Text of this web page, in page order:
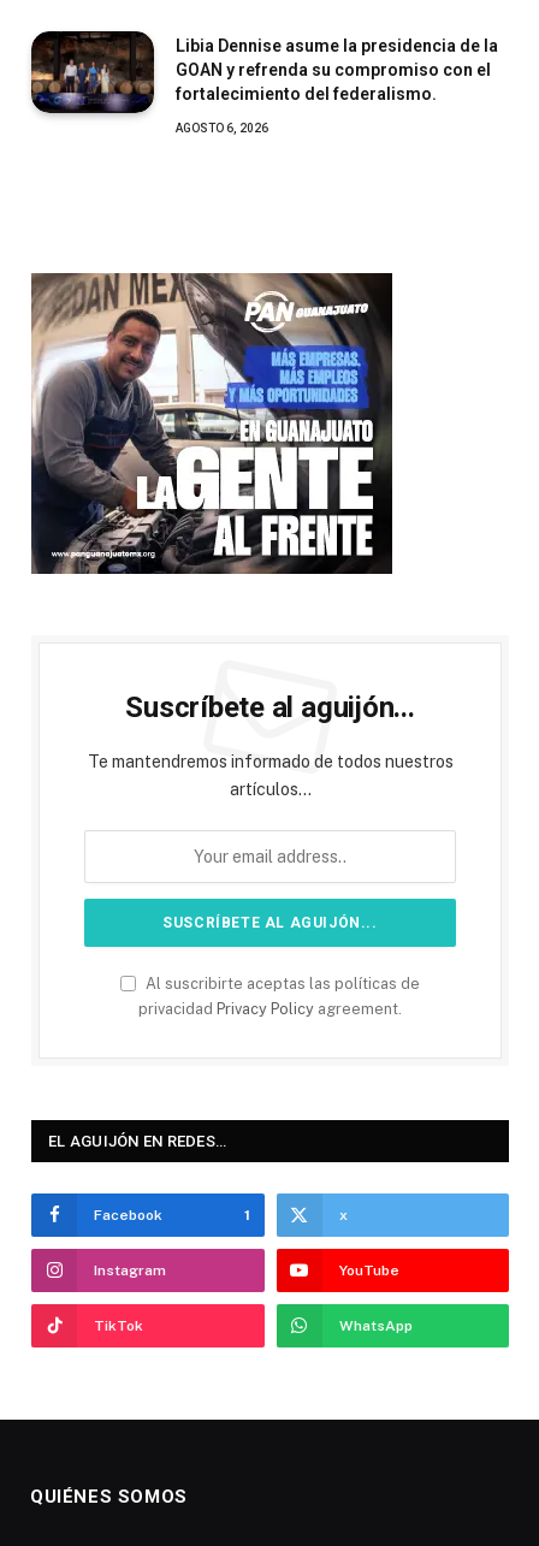
Libia Dennise asume la presidencia de la
GOAN y refrenda su compromiso con el
fortalecimiento del federalismo.
AGOSTO 6, 2026
Suscríbete al aguijón...
Te mantendremos informado de todos nuestros
artículos...
Al suscribirte aceptas las políticas de
privacidad Privacy Policy agreement.
EL AGUIJÓN EN REDES…
Facebook 1 x
Instagram YouTube
TikTok WhatsApp
QUIÉNES SOMOS